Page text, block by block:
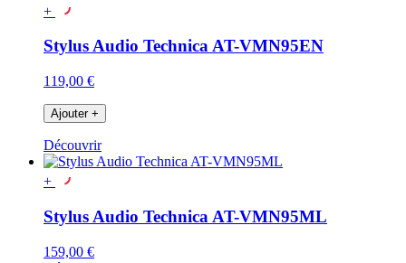
+
Stylus Audio Technica AT-VMN95EN
119,00 €
Ajouter +
Découvrir
+
Stylus Audio Technica AT-VMN95ML
159,00 €